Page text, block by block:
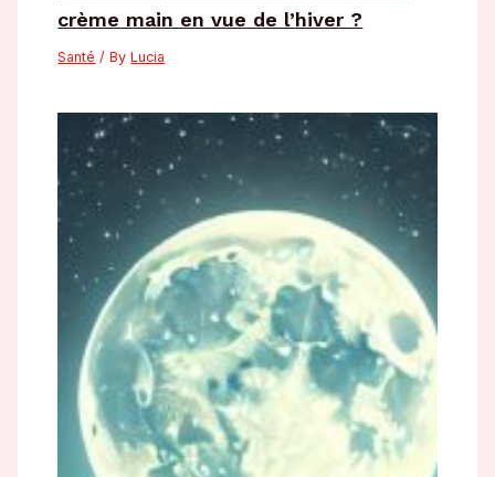
crème main en vue de l’hiver ?
Santé / ByLucia